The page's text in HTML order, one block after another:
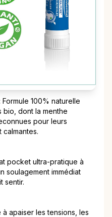
Formule 100% naturelle
bio, dont la menthe
pour leurs
pocket ultra-pratique à
soulagement immédiat
sentir.
à apaiser les tensions, les